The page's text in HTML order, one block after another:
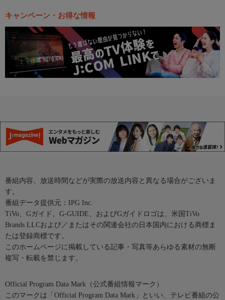
キャンペーン・お得な情報
番組内容、放送時間などが実際の放送内容と異なる場合がございま
す。
番組データ提供元：IPG Inc.
TiVo、Gガイド、G-GUIDE、およびGガイドロゴは、米国TiVo
Brands LLCおよび／またはその関連会社の日本国内における商標ま
たは登録商標です。
このホームページに掲載している記事・写真等あらゆる素材の無断
複写・転載を禁じます。
Official Program Data Mark（公式番組情報マーク）
このマークは「Official Program Data Mark」といい、テレビ番組の公